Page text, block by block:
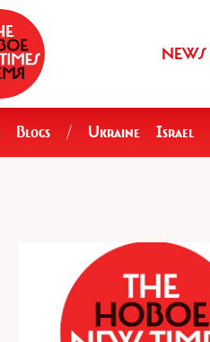
NEWS
Blogs / Ukraine Israel